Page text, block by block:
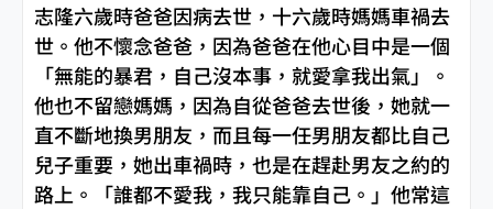
志隆六歲時爸爸因病去世，十六歲時媽媽車禍去
世。他不懷念爸爸，因為爸爸在他心目中是一個
「無能的暴君，自己沒本事，就愛拿我出氣」。
他也不留戀媽媽，因為自從爸爸去世後，她就一
直不斷地換男朋友，而且每一任男朋友都比自己
兒子重要，她出車禍時，也是在趕赴男友之約的
路上。「誰都不愛我，我只能靠自己。」他常這